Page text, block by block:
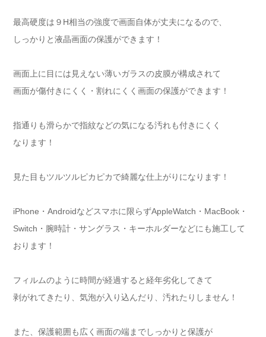
最高硬度は９H相当の強度で画面自体が丈夫になるので、
しっかりと液晶画面の保護ができます！
画面上に目には見えない薄いガラスの皮膜が構成されて
画面が傷付きにくく・割れにくく画面の保護ができます！
指通りも滑らかで指紋などの気になる汚れも付きにくく
なります！
見た目もツルツルピカピカで綺麗な仕上がりになります！
iPhone・Androidなどスマホに限らずAppleWatch・MacBook・
Switch・腕時計・サングラス・キーホルダーなどにも施工して
おります！
フィルムのように時間が経過すると経年劣化してきて
剥がれてきたり、気泡が入り込んだり、汚れたりしません！
また、保護範囲も広く画面の端までしっかりと保護が